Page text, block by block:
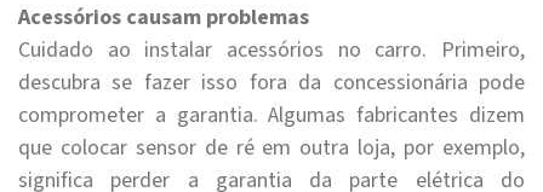
Acessórios causam problemas
Cuidado ao instalar acessórios no carro. Primeiro,
descubra se fazer isso fora da concessionária pode
comprometer a garantia. Algumas fabricantes dizem
que colocar sensor de ré em outra loja, por exemplo,
significa perder a garantia da parte elétrica do